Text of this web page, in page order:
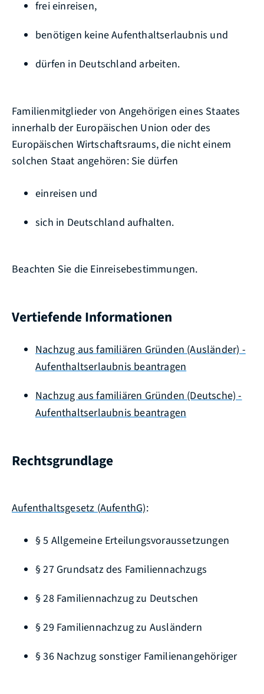
frei einreisen,
benötigen keine Aufenthaltserlaubnis und
dürfen in Deutschland arbeiten.
Familienmitglieder von Angehörigen eines Staates
innerhalb der Europäischen Union oder des
Europäischen Wirtschaftsraums, die nicht einem
solchen Staat angehören: Sie dürfen
einreisen und
sich in Deutschland aufhalten.
Beachten Sie die Einreisebestimmungen.
Vertiefende Informationen
Nachzug aus familiären Gründen (Ausländer) -
Aufenthaltserlaubnis beantragen
Nachzug aus familiären Gründen (Deutsche) -
Aufenthaltserlaubnis beantragen
Rechtsgrundlage
Aufenthaltsgesetz (AufenthG):
§ 5 Allgemeine Erteilungsvoraussetzungen
§ 27 Grundsatz des Familiennachzugs
§ 28 Familiennachzug zu Deutschen
§ 29 Familiennachzug zu Ausländern
§ 36 Nachzug sonstiger Familienangehöriger